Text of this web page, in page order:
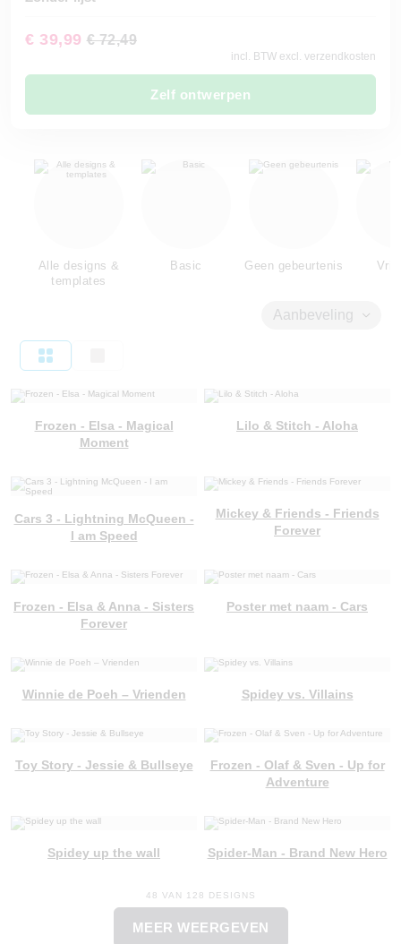
€ 39,99 € 72,49
incl. BTW excl. verzendkosten
Zelf ontwerpen
Alle designs &
templates
Basic Geen gebeurtenis
Aanbeveling
Frozen - Elsa - Magical
Moment
Lilo & Stitch - Aloha
Cars 3 - Lightning McQueen -
I am Speed
Mickey & Friends - Friends
Forever
Frozen - Elsa & Anna - Sisters
Forever
Poster met naam - Cars
Winnie de Poeh – Vrienden Spidey vs. Villains
Toy Story - Jessie & Bullseye
Frozen - Olaf & Sven - Up for
Adventure
Spidey up the wall Spider-Man - Brand New Hero
48 VAN 128 DESIGNS
MEER WEERGEVEN